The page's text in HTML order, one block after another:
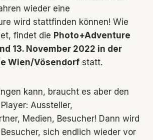
wieder eine
wird stattfinden können! Wie
findet die Photo+Adventure
13. November 2022 in der
Wien/Vösendorf statt.
kann, braucht es aber den
Aussteller,
Medien, Besucher! Dann wird
sich endlich wieder vor